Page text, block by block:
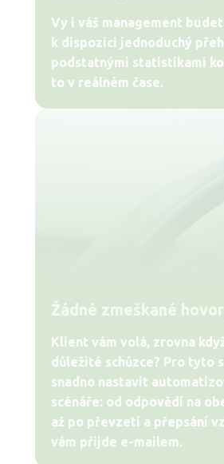
Vy i váš management
k dispozici jednoduchý
podstatnými statistikami
to v reálném čase.
Žádné zmeškané
Klient vám volá, zrovna
důležité schůzce? Pro tyto
snadno nastavit
scénáře: od odpovědí na
až po převzetí a přepsání
vám přijde e-mailem.